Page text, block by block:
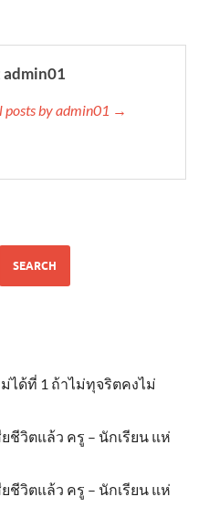
posts by admin01 →
SEARCH
ด้ที่ 1 ถ้าไม่ทุจริตคงไม่
ยชีวิตแล้ว ครู – นักเรียน แห่
ยชีวิตแล้ว ครู – นักเรียน แห่